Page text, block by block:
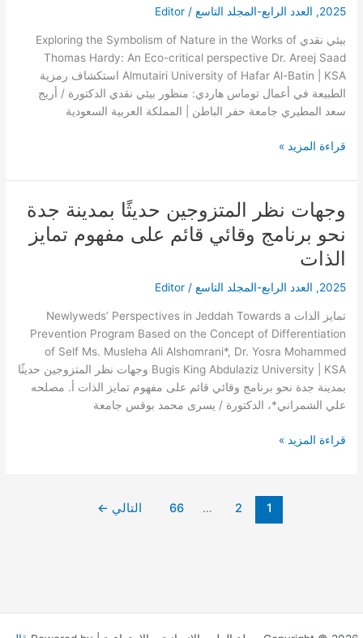
2025
, العدد الرابع-المجلد التاسع /
Editor
بيئي نقدي Exploring the Symbolism of Nature in the Works of
Thomas Hardy: An Eco-critical perspective Dr. Areej Saad
Almutairi University of Hafar Al-Batin | KSA استكشاف رمزية
الطبيعة في أعمال توماس هاردي: منظور بيئي نقدي الدكتورة / أريج
سعد المطيري جامعة حفر الباطن | المملكة العربية السعودية
في
توماس
هاردي:
منظور
بيئي
نقدي
قراءة المزيد »
وجهات نظر المتزوجين حديثًا بمدينة جدة
نحو برنامج وقائي قائم على مفهوم تمايز
الذات
2025
, العدد الرابع-المجلد التاسع /
Editor
تمايز الذات Newlyweds’ Perspectives in Jeddah Towards a
Prevention Program Based on the Concept of Differentiation
of Self Ms. Musleha Ali Alshomrani*, Dr. Yosra Mohammed
Bugis King Abdulaziz University | KSA وجهات نظر المتزوجين حديثًا
بمدينة جدة نحو برنامج وقائي قائم على مفهوم تمايز الذات أ. مصلحه
علي الشمراني*، الدكتورة / يسرى محمد بوقس جامعة
وجهات
نظر
المتزوجين
حديثًا
جدة
نحو
برنامج
وقائي
قائم
على
مفهوم
الذات
قراءة المزيد »
1
2
…
66 التالي ←